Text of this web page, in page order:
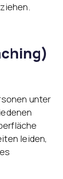
unter
leiden,